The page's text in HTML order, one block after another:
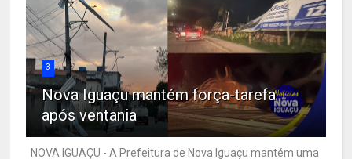
3
Nova Iguaçu mantém força-tarefa
após ventania
NOVA IGUAÇU - A Prefeitura de Nova Iguaçu mantém uma